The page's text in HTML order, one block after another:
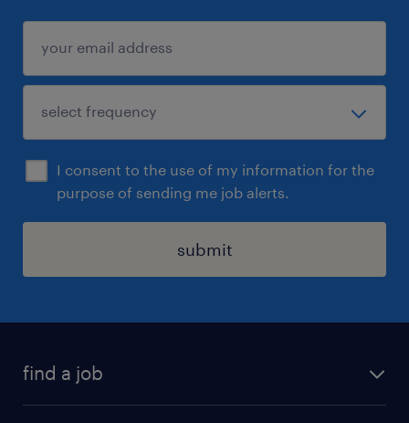
I consent to the use of my information for the
purpose of sending me job alerts.
submit
find a job